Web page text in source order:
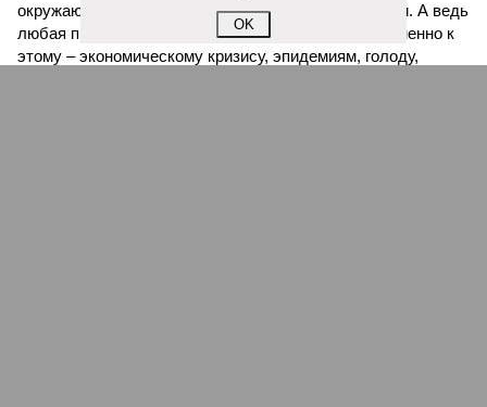
окружающей среды, истощение ресурсов и болезни. А ведь
любая природная катастрофа непременно ведёт именно к
этому – экономическому кризису, эпидемиям, голоду,
OK